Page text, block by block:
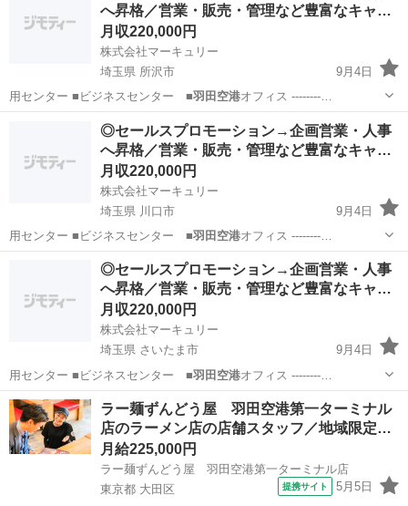
へ昇格／営業・販売・管理など豊富なキャ…
月収220,000円
株式会社マーキュリー
埼玉県 所沢市
9月4日
用センター ■ビジネスセンター ■羽田空港 オフィス --------…
社員
◎セールスプロモーション→企画営業・人事
へ昇格／営業・販売・管理など豊富なキャ…
月収220,000円
株式会社マーキュリー
埼玉県 川口市
9月4日
用センター ■ビジネスセンター ■羽田空港 オフィス --------…
社員
◎セールスプロモーション→企画営業・人事
へ昇格／営業・販売・管理など豊富なキャ…
月収220,000円
株式会社マーキュリー
埼玉県 さいたま市
9月4日
用センター ■ビジネスセンター ■羽田空港 オフィス --------…
埼玉 さいたま市 その他 社員
ラー麺ずんどう屋 羽田空港第一ターミナル
店のラーメン店の店舗スタッフ／地域限定…
月給225,000円
ラー麺ずんどう屋 羽田空港第一ターミナル店
東京都 大田区
提携サイト 5月5日